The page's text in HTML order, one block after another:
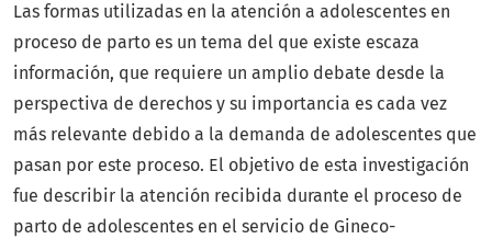
Las formas utilizadas en la atención a adolescentes en
proceso de parto es un tema del que existe escaza
información, que requiere un amplio debate desde la
perspectiva de derechos y su importancia es cada vez
más relevante debido a la demanda de adolescentes que
pasan por este proceso. El objetivo de esta investigación
fue describir la atención recibida durante el proceso de
parto de adolescentes en el servicio de Gineco-